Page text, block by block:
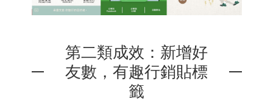
第二類成效：新增好
友數，有趣行銷貼標
籤